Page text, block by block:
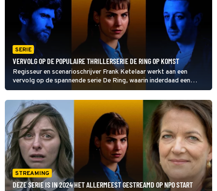
SERIE
VERVOLG OP DE POPULAIRE THRILLERSERIE DE RING OP KOMST
Regisseur en scenarioschrijver Frank Ketelaar werkt aan een
vervolg op de spannende serie De Ring, waarin inderdaad een
grote rol was weggelegd voor een ring. Dat is vanzelfsprekend
ook weer het geval in het vervolg. Maar...
STREAMING
DEZE SERIE IS IN 2024 HET ALLERMEEST GESTREAMD OP NPO START